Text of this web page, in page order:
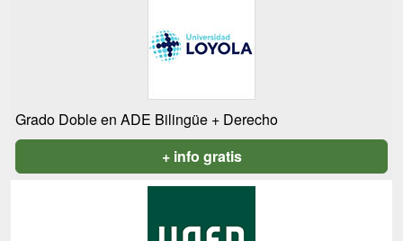
Grado Doble en ADE Bilingüe + Derecho
+ info gratis